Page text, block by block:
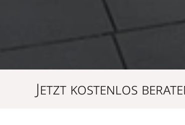
Jetzt kostenlos